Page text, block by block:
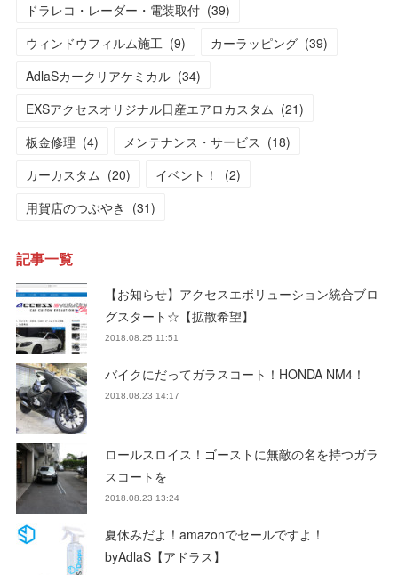
ドラレコ・レーダー・電装取付 (39)
ウィンドウフィルム施工 (9) カーラッピング (39)
AdlaSカークリアケミカル (34)
EXSアクセスオリジナル日産エアロカスタム (21)
板金修理 (4) メンテナンス・サービス (18)
カーカスタム (20) イベント！ (2)
用賀店のつぶやき (31)
記事一覧
【お知らせ】アクセスエボリューション統合ブロ
グスタート☆【拡散希望】
2018.08.25 11:51
バイクにだってガラスコート！HONDA NM4！
2018.08.23 14:17
ロールスロイス！ゴーストに無敵の名を持つガラ
スコートを
2018.08.23 13:24
夏休みだよ！amazonでセールですよ！
byAdlaS【アドラス】